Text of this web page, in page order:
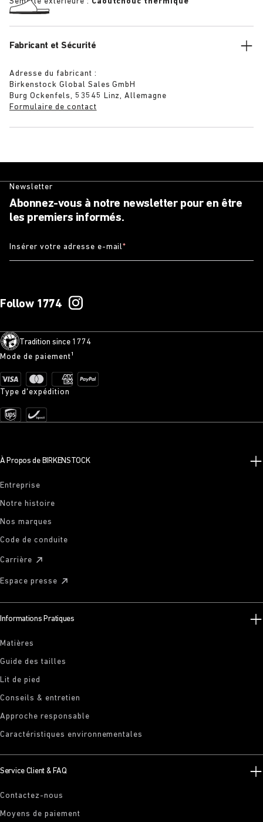
Fabricant et Sécurité
Adresse du fabricant :
Birkenstock Global Sales GmbH
Burg Ockenfels, 53545 Linz, Allemagne
Formulaire de contact
Newsletter
Abonnez-vous à notre newsletter pour en être
les premiers informés.
Insérer votre adresse e-mail*
Follow 1774
Tradition since 1774
Mode de paiement¹
Type d'expédition
À Propos de BIRKENSTOCK
Entreprise
Notre histoire
Nos marques
Code de conduite
Carrière
Espace presse
Informations Pratiques
Matières
Guide des tailles
Lit de pied
Conseils & entretien
Approche responsable
Caractéristiques environnementales
Service Client & FAQ
Contactez-nous
Moyens de paiement